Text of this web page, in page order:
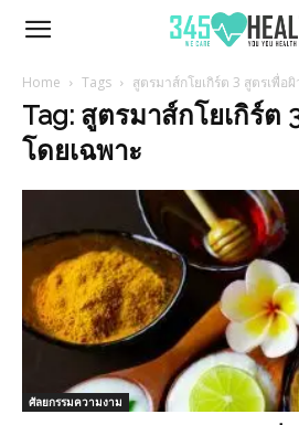
345Health
Home Tags สูตรมาส์กโยเกิร์ต 3 สูตรเพื่อ
Tag: สูตรมาส์กโยเกิร์ต
โดยเฉพาะ
ศัลยกรรมความงาม